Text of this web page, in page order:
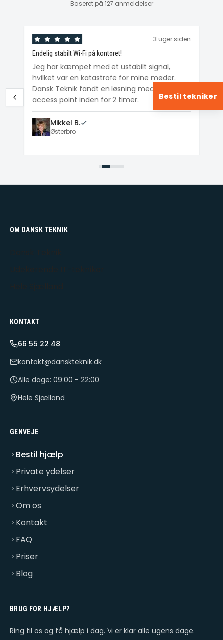
Baseret på 127 anmeldelser
3 uger siden
Endelig stabilt Wi-Fi på kontoret!
Jeg har kæmpet med et ustabilt signal,
hvilket var en katastrofe for mine møder.
Dansk Teknik fandt en løsning med et nyt
access point inden for 2 timer.
Mikkel B.
Østerbro
OM DANSK TEKNIK
KONTAKT
66 55 22 48
kontakt@danskteknik.dk
Alle dage: 09:00 - 22:00
Hele Sjælland
GENVEJE
Bestil hjælp
Private ydelser
Erhvervsydelser
Om os
Kontakt
FAQ
Priser
Blog
BRUG FOR HJÆLP?
Ring til os og få hjælp i dag. Vi er klar alle ugens dage.
Bestil tekniker